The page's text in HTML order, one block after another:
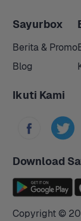
Sayurbox
Berita & Promo
Blog
Ikuti Kami
Download
Copyright ©